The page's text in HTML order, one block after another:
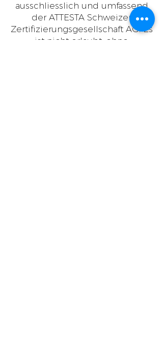
ausschliesslich und umfassend
der ATTESTA Schweizer
Zertifizierungsgesellschaft AG. Es
ist nicht erlaubt, ohne